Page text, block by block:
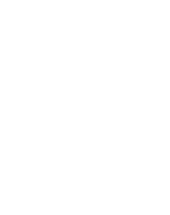
oder Kombinationen von